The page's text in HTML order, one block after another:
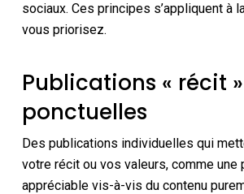
sociaux. Ces principes s’appliquent à
vous priorisez.
Publications « récit »
ponctuelles
Des publications individuelles qui
votre récit ou vos valeurs, comme une
appréciable vis-à-vis du contenu